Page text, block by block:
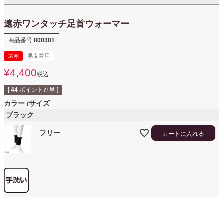
遠赤ワンタッチ足首ウォーマー
商品番号 800301
遠赤 男女兼用
¥4,400税込
[ 44 ポイント進呈 ]
カラー サイズ
ブラック
フリー カートに入れる